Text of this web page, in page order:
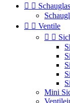
  Schauglas
  Ventile
 
Mini